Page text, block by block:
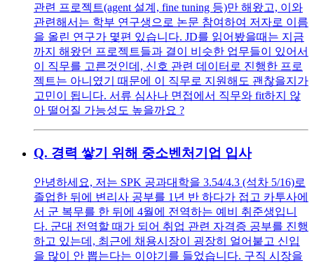
관련 프로젝트(agent 설계, fine tuning 등)만 해왔고, 이와
관련해서는 학부 연구생으로 논문 참여하여 저자로 이름
을 올린 연구가 몇편 있습니다. JD를 읽어봤을때는 지금
까지 해왔던 프로젝트들과 결이 비슷한 업무들이 있어서
이 직무를 고른것인데, 신호 관련 데이터로 진행한 프로
젝트는 아니였기 때문에 이 직무로 지원해도 괜찮을지가
고민이 됩니다. 서류 심사나 면접에서 직무와 fit하지 않
아 떨어질 가능성도 높을까요 ?
Q. 경력 쌓기 위해 중소벤처기업 입사
안녕하세요, 저는 SPK 공과대학을 3.54/4.3 (석차 5/16)로
졸업한 뒤에 변리사 공부를 1년 반 하다가 접고 카투사에
서 군 복무를 한 뒤에 4월에 전역하는 예비 취준생입니
다. 군대 전역할 때가 되어 취업 관련 자격증 공부를 진행
하고 있는데, 최근에 채용시장이 굉장히 얼어붙고 신입
을 많이 안 뽑는다는 이야기를 들었습니다. 구직 시장을